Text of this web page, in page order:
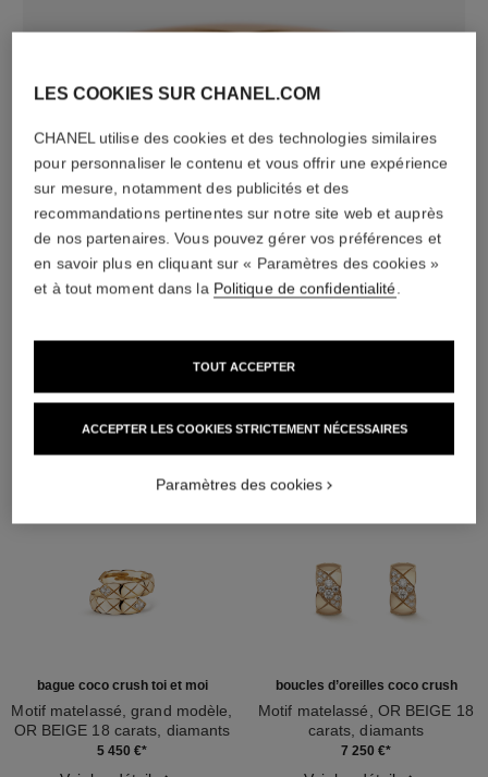
OR BEIGE 18 carats
bague coco crush toi et moi
Motif matelassé, grand modèle,
OR BEIGE 18 carats, diamants
5 450 €*
boucles d’oreilles coco crush
Motif matelassé, OR BEIGE 18
carats, diamants
7 250 €*
LES COOKIES SUR CHANEL.COM
CHANEL utilise des cookies et des technologies similaires
pour personnaliser le contenu et vous offrir une expérience
sur mesure, notamment des publicités et des
recommandations pertinentes sur notre site web et auprès
de nos partenaires. Vous pouvez gérer vos préférences et
en savoir plus en cliquant sur « Paramètres des cookies »
et à tout moment dans la Politique de confidentialité
ACCEPTER LES COOKIES STRICTEMENT NÉCESSAIRES
TOUT ACCEPTER
Paramètres des cookies